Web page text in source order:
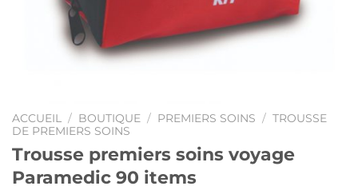
ACCUEIL / BOUTIQUE / PREMIERS SOINS / TROUSSE
DE PREMIERS SOINS
Trousse premiers soins voyage
Paramedic 90 items